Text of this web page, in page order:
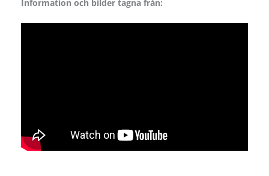
Information och bilder tagna från: